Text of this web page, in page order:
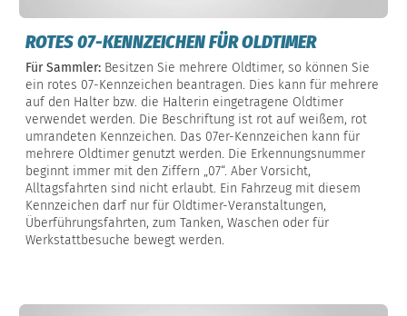
ROTES 07-KENNZEICHEN FÜR OLDTIMER
Für Sammler: Besitzen Sie mehrere Oldtimer, so können Sie
ein rotes 07-Kennzeichen beantragen. Dies kann für mehrere
auf den Halter bzw. die Halterin eingetragene Oldtimer
verwendet werden. Die Beschriftung ist rot auf weißem, rot
umrandeten Kennzeichen. Das 07er-Kennzeichen kann für
mehrere Oldtimer genutzt werden. Die Erkennungsnummer
beginnt immer mit den Ziffern „07“. Aber Vorsicht,
Alltagsfahrten sind nicht erlaubt. Ein Fahrzeug mit diesem
Kennzeichen darf nur für Oldtimer-Veranstaltungen,
Überführungsfahrten, zum Tanken, Waschen oder für
Werkstattbesuche bewegt werden.